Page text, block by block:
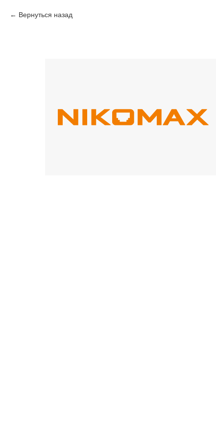
Вернуться назад